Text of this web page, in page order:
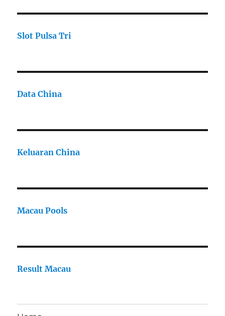
Slot Pulsa Tri
Data China
Keluaran China
Macau Pools
Result Macau